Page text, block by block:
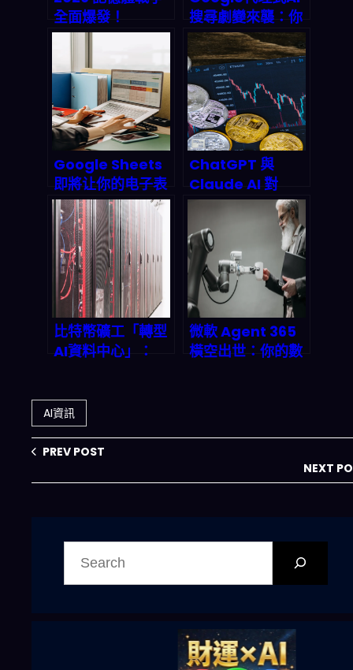
全面爆發！
Micron (MU) 為
何被嚴重低估？
Edge AI、HBM
晶片與高頻交易背
後的深度投資機會
搜尋劇變來襲：你
該如何重構2026
年的流量與可見度
戰略？
Google Sheets
即將让你的电子表
格自己会「想」？
Gemini 突破性整
合揭示办公软件的
ai终局
ChatGPT 與
Claude AI 對
XRP 2026 Q3 破
$3 的預測為何出
現嚴重分歧？深度
拆解兩大模型的邏
輯裂縫
比特幣礦工「轉型
AI資料中心」：
還是環境審查的雷
區？
微軟 Agent 365
橫空出世：你的數
AI資訊
PREV POST
NEXT